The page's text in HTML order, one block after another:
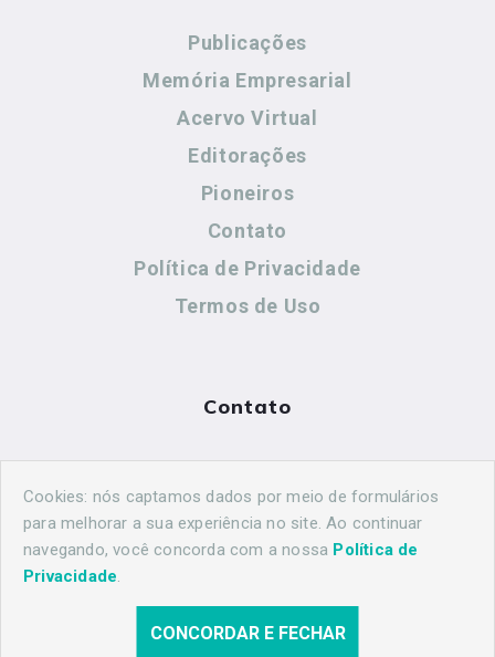
Publicações
Memória Empresarial
Acervo Virtual
Editorações
Pioneiros
Contato
Política de Privacidade
Termos de Uso
Contato
(44) 99883-8883
maringahistorica@gmail.com
© 2026 Maringá Histórica. Todos os direitos reservados.
Cookies: nós captamos dados por meio de formulários
para melhorar a sua experiência no site. Ao continuar
navegando, você concorda com a nossa Política de
Privacidade.
CONCORDAR E FECHAR